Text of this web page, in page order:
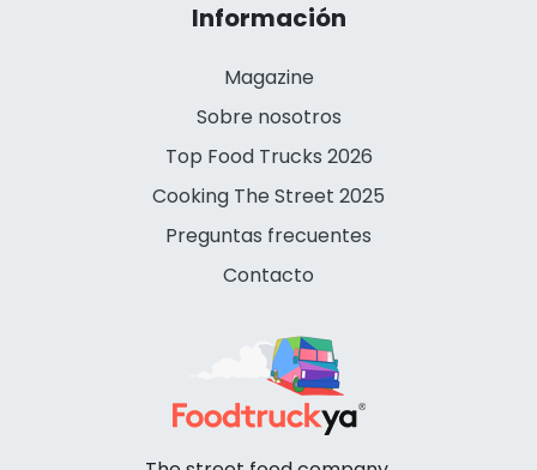
Información
Magazine
Sobre nosotros
Top Food Trucks 2026
Cooking The Street 2025
Preguntas frecuentes
Contacto